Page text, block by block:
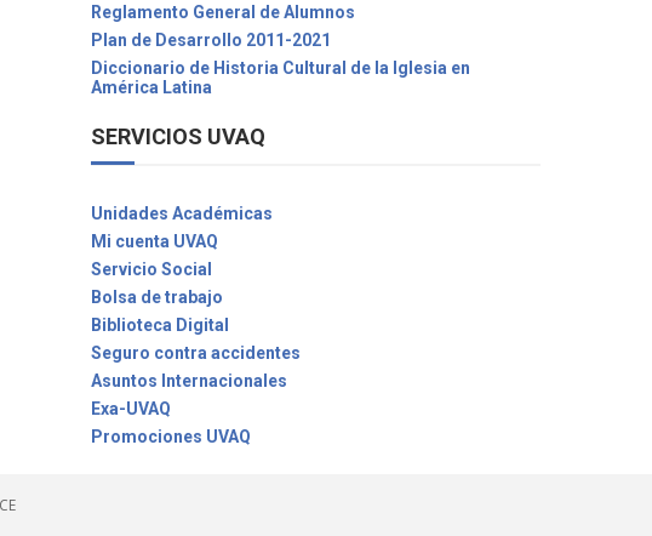
Reglamento General de Alumnos
Plan de Desarrollo 2011-2021
Diccionario de Historia Cultural de la Iglesia en
América Latina
SERVICIOS UVAQ
Unidades Académicas
Mi cuenta UVAQ
Servicio Social
Bolsa de trabajo
Biblioteca Digital
Seguro contra accidentes
Asuntos Internacionales
Exa-UVAQ
Promociones UVAQ